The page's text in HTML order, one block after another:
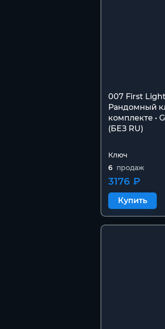
007 First
Рандомный
комплекте •
(БЕЗ RU)
Ключ
6 продаж
3176 ₽
Купить